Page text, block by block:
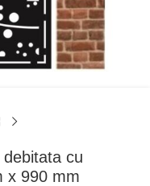
cu
x 990 mm